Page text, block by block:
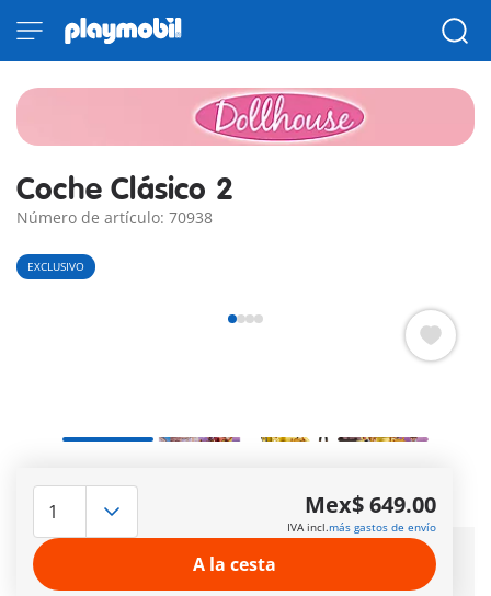
Coche Clásico 2
Número de artículo: 70938
EXCLUSIVO
Más información
3 a 5 días hábiles!
$799 MXN
Mex$ 649.00
IVA incl.más gastos de envío
A la cesta